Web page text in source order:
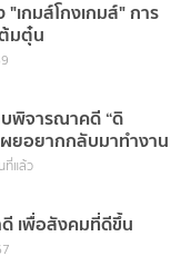
กมส์โกงเกมส์" การ
มตุ๋น
พิจารณาคดี “ดิ
ยอยากกลับมาทำงาน
ที่แล้ว
เพื่อสังคมที่ดีขึ้น